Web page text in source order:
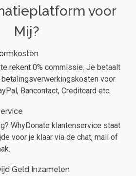
voor
Mij?
rekent 0% commissie. Je betaalt
voor
Bancontact, Creditcard etc.
WhyDonate klantenservice staat
voor je klaar via de chat, mail of
Geld Inzamelen